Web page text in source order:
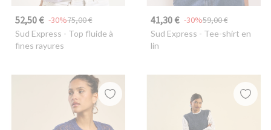
52,50 € 75,00 €
-30%
Sud Express - Top fluide à
fines rayures
41,30 € 59,00 €
-30%
Sud Express - Tee-shirt en
lin